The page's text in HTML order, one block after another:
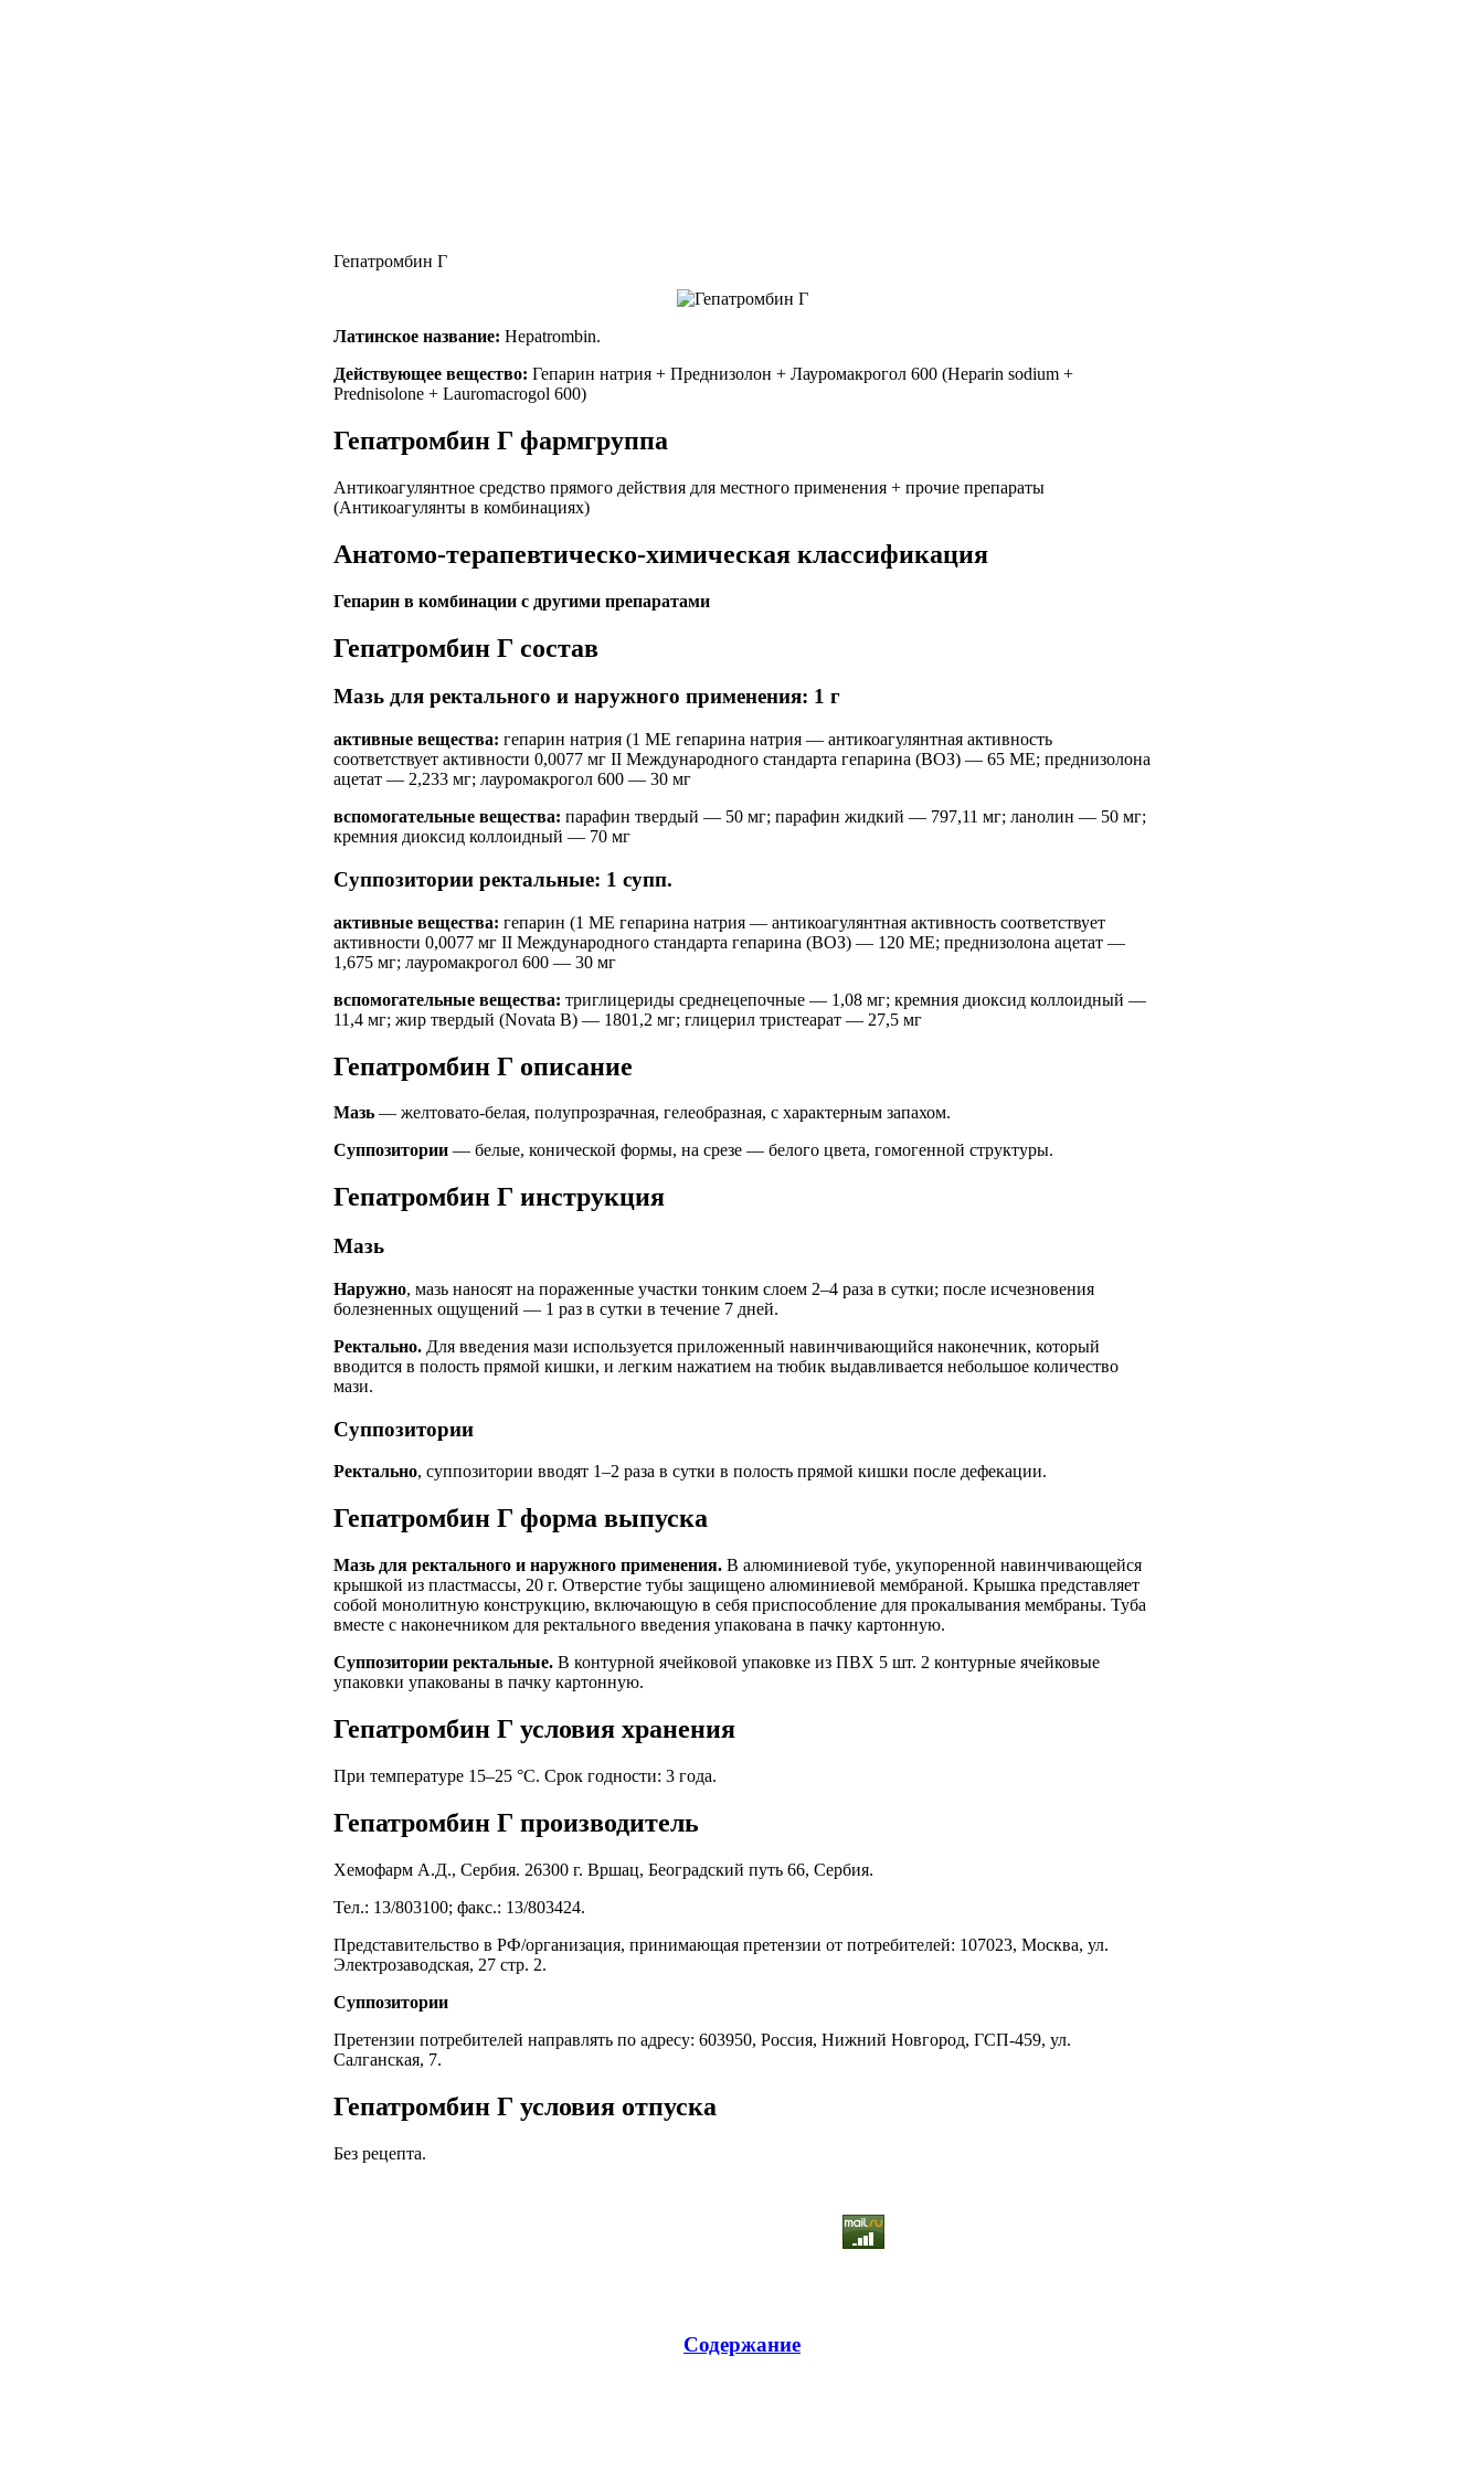
Гепатромбин Г
Латинское название: Hepatrombin.
Действующее вещество: Гепарин натрия + Преднизолон + Лауромакрогол 600 (Heparin sodium +
Prednisolone + Lauromacrogol 600)
Гепатромбин Г фармгруппа
Антикоагулянтное средство прямого действия для местного применения + прочие препараты
(Антикоагулянты в комбинациях)
Анатомо-терапевтическо-химическая классификация
Гепарин в комбинации с другими препаратами
Гепатромбин Г состав
Мазь для ректального и наружного применения: 1 г
активные вещества: гепарин натрия (1 МЕ гепарина натрия — антикоагулянтная активность
соответствует активности 0,0077 мг II Международного стандарта гепарина (ВОЗ) — 65 МЕ; преднизолона
ацетат — 2,233 мг; лауромакрогол 600 — 30 мг
вспомогательные вещества: парафин твердый — 50 мг; парафин жидкий — 797,11 мг; ланолин — 50 мг;
кремния диоксид коллоидный — 70 мг
Суппозитории ректальные: 1 супп.
активные вещества: гепарин (1 МЕ гепарина натрия — антикоагулянтная активность соответствует
активности 0,0077 мг II Международного стандарта гепарина (ВОЗ) — 120 МЕ; преднизолона ацетат —
1,675 мг; лауромакрогол 600 — 30 мг
вспомогательные вещества: триглицериды среднецепочные — 1,08 мг; кремния диоксид коллоидный —
11,4 мг; жир твердый (Novata B) — 1801,2 мг; глицерил тристеарат — 27,5 мг
Гепатромбин Г описание
Мазь — желтовато-белая, полупрозрачная, гелеобразная, с характерным запахом.
Суппозитории — белые, конической формы, на срезе — белого цвета, гомогенной структуры.
Гепатромбин Г инструкция
Мазь
Наружно, мазь наносят на пораженные участки тонким слоем 2–4 раза в сутки; после исчезновения
болезненных ощущений — 1 раз в сутки в течение 7 дней.
Ректально. Для введения мази используется приложенный навинчивающийся наконечник, который
вводится в полость прямой кишки, и легким нажатием на тюбик выдавливается небольшое количество
мази.
Суппозитории
Ректально, суппозитории вводят 1–2 раза в сутки в полость прямой кишки после дефекации.
Гепатромбин Г форма выпуска
Мазь для ректального и наружного применения. В алюминиевой тубе, укупоренной навинчивающейся
крышкой из пластмассы, 20 г. Отверстие тубы защищено алюминиевой мембраной. Крышка представляет
собой монолитную конструкцию, включающую в себя приспособление для прокалывания мембраны. Туба
вместе с наконечником для ректального введения упакована в пачку картонную.
Суппозитории ректальные. В контурной ячейковой упаковке из ПВХ 5 шт. 2 контурные ячейковые
упаковки упакованы в пачку картонную.
Гепатромбин Г условия хранения
При температуре 15–25 °C. Срок годности: 3 года.
Гепатромбин Г производитель
Хемофарм А.Д., Сербия. 26300 г. Вршац, Београдский путь 66, Сербия.
Тел.: 13/803100; факс.: 13/803424.
Представительство в РФ/организация, принимающая претензии от потребителей: 107023, Москва, ул.
Электрозаводская, 27 стр. 2.
Суппозитории
Претензии потребителей направлять по адресу: 603950, Россия, Нижний Новгород, ГСП-459, ул.
Салганская, 7.
Гепатромбин Г условия отпуска
Без рецепта.
Содержание